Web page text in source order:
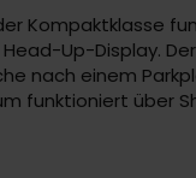
Kompaktklasse
Up-Display.
nach einem
funktioniert über